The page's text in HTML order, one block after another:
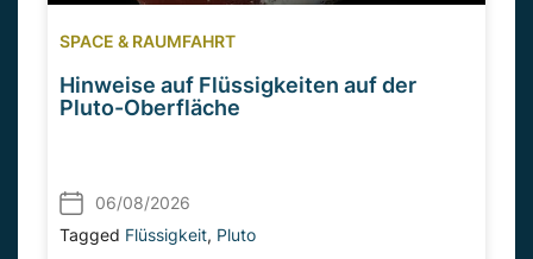
SPACE & RAUMFAHRT
Hinweise auf Flüssigkeiten auf der
Pluto-Oberfläche
06/08/2026
Tagged Flüssigkeit, Pluto